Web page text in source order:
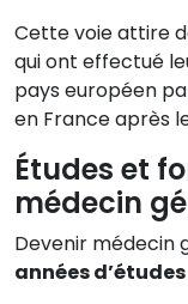
Cette voie attire
qui ont effectué
pays européen
en France après
Études et
médecin
Devenir médecin
années